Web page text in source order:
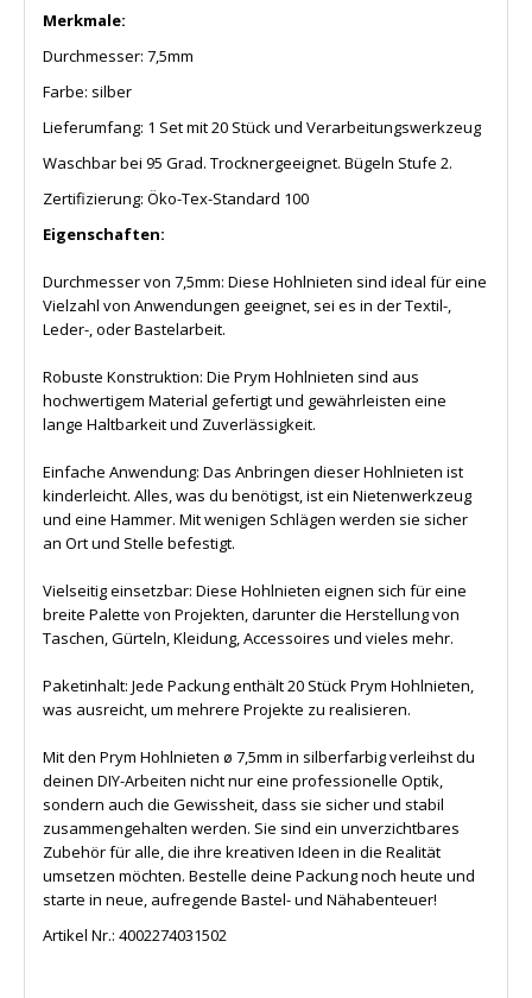
Merkmale:
Durchmesser: 7,5mm
Farbe: silber
Lieferumfang: 1 Set mit 20 Stück und Verarbeitungswerkzeug
Waschbar bei 95 Grad. Trocknergeeignet. Bügeln Stufe 2.
Zertifizierung: Öko-Tex-Standard 100
Eigenschaften:
Durchmesser von 7,5mm: Diese Hohlnieten sind ideal für eine
Vielzahl von Anwendungen geeignet, sei es in der Textil-,
Leder-, oder Bastelarbeit.
Robuste Konstruktion: Die Prym Hohlnieten sind aus
hochwertigem Material gefertigt und gewährleisten eine
lange Haltbarkeit und Zuverlässigkeit.
Einfache Anwendung: Das Anbringen dieser Hohlnieten ist
kinderleicht. Alles, was du benötigst, ist ein Nietenwerkzeug
und eine Hammer. Mit wenigen Schlägen werden sie sicher
an Ort und Stelle befestigt.
Vielseitig einsetzbar: Diese Hohlnieten eignen sich für eine
breite Palette von Projekten, darunter die Herstellung von
Taschen, Gürteln, Kleidung, Accessoires und vieles mehr.
Paketinhalt: Jede Packung enthält 20 Stück Prym Hohlnieten,
was ausreicht, um mehrere Projekte zu realisieren.
Mit den Prym Hohlnieten ø 7,5mm in silberfarbig verleihst du
deinen DIY-Arbeiten nicht nur eine professionelle Optik,
sondern auch die Gewissheit, dass sie sicher und stabil
zusammengehalten werden. Sie sind ein unverzichtbares
Zubehör für alle, die ihre kreativen Ideen in die Realität
umsetzen möchten. Bestelle deine Packung noch heute und
starte in neue, aufregende Bastel- und Nähabenteuer!
Artikel Nr.: 4002274031502